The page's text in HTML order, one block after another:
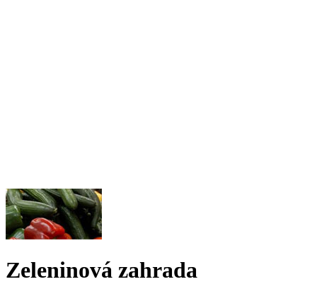
Zeleninová zahrada